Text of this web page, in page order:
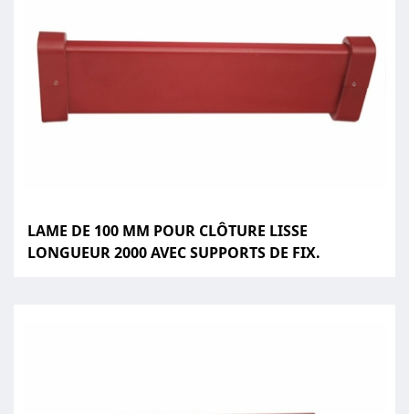
LAME DE 100 MM POUR CLÔTURE LISSE
LONGUEUR 2000 AVEC SUPPORTS DE FIX.